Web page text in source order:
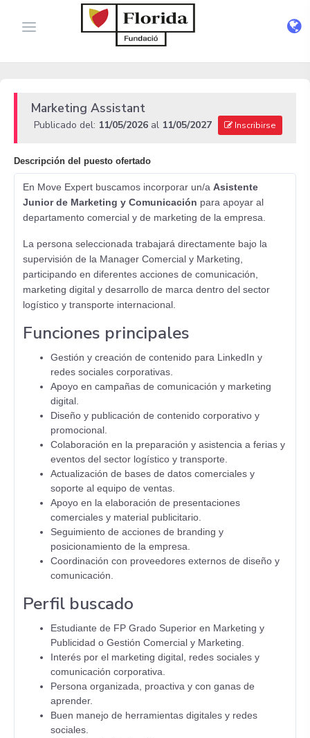
Marketing Assistant
Publicado del: 11/05/2026 al 11/05/2027 Inscribirse
Descripción del puesto ofertado
En Move Expert buscamos incorporar un/a Asistente
Junior de Marketing y Comunicación para apoyar al
departamento comercial y de marketing de la empresa.
La persona seleccionada trabajará directamente bajo la
supervisión de la Manager Comercial y Marketing,
participando en diferentes acciones de comunicación,
marketing digital y desarrollo de marca dentro del sector
logístico y transporte internacional.
Funciones principales
Gestión y creación de contenido para LinkedIn y
redes sociales corporativas.
Apoyo en campañas de comunicación y marketing
digital.
Diseño y publicación de contenido corporativo y
promocional.
Colaboración en la preparación y asistencia a ferias y
eventos del sector logístico y transporte.
Actualización de bases de datos comerciales y
soporte al equipo de ventas.
Apoyo en la elaboración de presentaciones
comerciales y material publicitario.
Seguimiento de acciones de branding y
posicionamiento de la empresa.
Coordinación con proveedores externos de diseño y
comunicación.
Perfil buscado
Estudiante de FP Grado Superior en Marketing y
Publicidad o Gestión Comercial y Marketing.
Interés por el marketing digital, redes sociales y
comunicación corporativa.
Persona organizada, proactiva y con ganas de
aprender.
Buen manejo de herramientas digitales y redes
sociales.